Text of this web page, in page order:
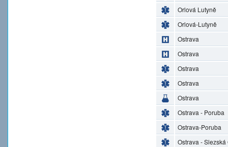
Orlová Lutyně
Orlová-Lutyně
Ostrava
Ostrava
Ostrava
Ostrava
Ostrava
Ostrava - Poruba
Ostrava-Poruba
Ostrava - Slezská